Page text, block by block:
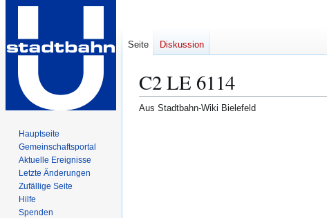
C2 LE 6114
Aus Stadtbahn-Wiki Bielefeld
Seite Diskussion
Hauptseite
Gemeinschafts­portal
Aktuelle Ereignisse
Letzte Änderungen
Zufällige Seite
Hilfe
Spenden